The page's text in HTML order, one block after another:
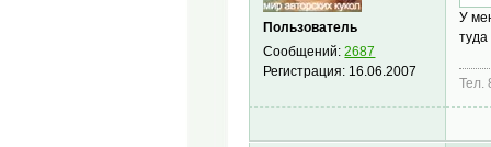
Пользователь
Сообщений:2687
Регистрация: 16.06.2007
У
Тел.